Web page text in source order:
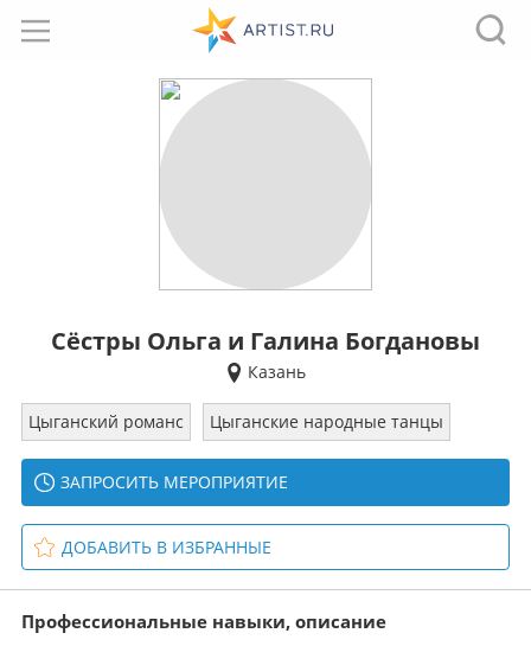
Сёстры Ольга и Галина Богдановы
Казань
Цыганский романс Цыганские народные танцы
ЗАПРОСИТЬ МЕРОПРИЯТИЕ
ДОБАВИТЬ В ИЗБРАННЫЕ
Профессиональные навыки, описание